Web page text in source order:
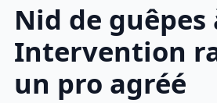
Nid de guêpes
Intervention
un pro agréé